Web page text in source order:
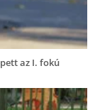
az I. fokú